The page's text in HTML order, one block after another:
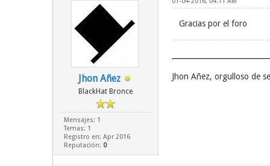
Jhon Añez
BlackHat Bronce
Mensajes: 1
Temas: 1
Registro en: Apr 2016
Reputación: 0
Gracias por el foro
Jhon Añez, orgulloso de